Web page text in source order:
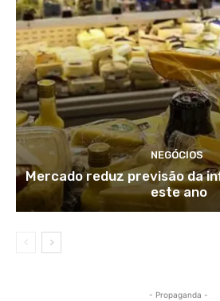
NEGÓCIOS
Mercado reduz previsão da
este ano
- Propaganda -